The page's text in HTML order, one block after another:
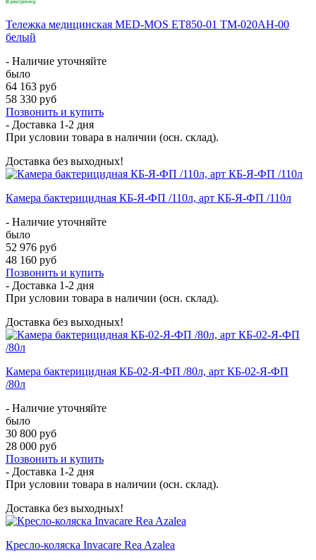
Тележка медицинская MED-MOS ЕТ850-01 ТМ-020АН-00
белый
- Наличие уточняйте
было
64 163 руб
58 330 руб
Позвонить и купить
- Доставка 1-2 дня
При условии товара в наличии (осн. склад).
Доставка без выходных!
Камера бактерицидная КБ-Я-ФП /110л, арт КБ-Я-ФП /110л
- Наличие уточняйте
было
52 976 руб
48 160 руб
Позвонить и купить
- Доставка 1-2 дня
При условии товара в наличии (осн. склад).
Доставка без выходных!
Камера бактерицидная КБ-02-Я-ФП /80л, арт КБ-02-Я-ФП
/80л
- Наличие уточняйте
было
30 800 руб
28 000 руб
Позвонить и купить
- Доставка 1-2 дня
При условии товара в наличии (осн. склад).
Доставка без выходных!
Кресло-коляска Invacare Rea Azalea